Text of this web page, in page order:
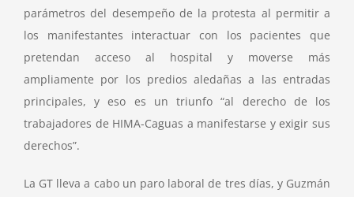
parámetros del desempeño de la protesta al permitir a
los manifestantes interactuar con los pacientes que
pretendan acceso al hospital y moverse más
ampliamente por los predios aledañas a las entradas
principales, y eso es un triunfo “al derecho de los
trabajadores de HIMA-Caguas a manifestarse y exigir sus
derechos”.
La GT lleva a cabo un paro laboral de tres días, y Guzmán